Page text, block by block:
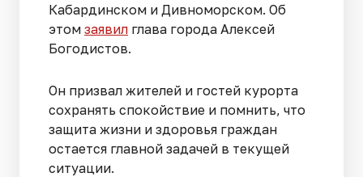
Кабардинском и Дивноморском. Об
этом заявил глава города Алексей
Богодистов.
Он призвал жителей и гостей курорта
сохранять спокойствие и помнить, что
защита жизни и здоровья граждан
остается главной задачей в текущей
ситуации.